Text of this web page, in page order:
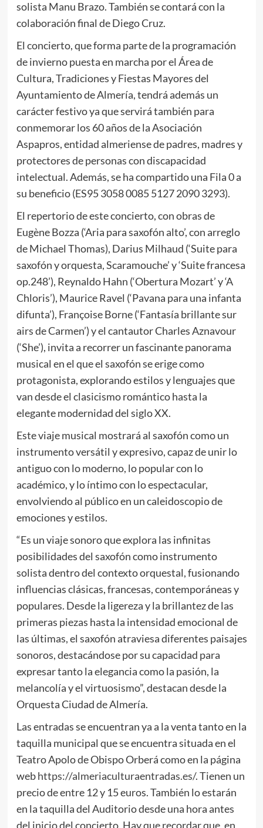
solista Manu Brazo. También se contará con la
colaboración final de Diego Cruz.
El concierto, que forma parte de la programación
de invierno puesta en marcha por el Área de
Cultura, Tradiciones y Fiestas Mayores del
Ayuntamiento de Almería, tendrá además un
carácter festivo ya que servirá también para
conmemorar los 60 años de la Asociación
Aspapros, entidad almeriense de padres, madres y
protectores de personas con discapacidad
intelectual. Además, se ha compartido una Fila 0 a
su beneficio (ES95 3058 0085 5127 2090 3293).
El repertorio de este concierto, con obras de
Eugène Bozza (‘Aria para saxofón alto’, con arreglo
de Michael Thomas), Darius Milhaud (‘Suite para
saxofón y orquesta, Scaramouche’ y ‘Suite francesa
op.248’), Reynaldo Hahn (‘Obertura Mozart’ y ‘A
Chloris’), Maurice Ravel (‘Pavana para una infanta
difunta’), Françoise Borne (‘Fantasía brillante sur
airs de Carmen’) y el cantautor Charles Aznavour
(‘She’), invita a recorrer un fascinante panorama
musical en el que el saxofón se erige como
protagonista, explorando estilos y lenguajes que
van desde el clasicismo romántico hasta la
elegante modernidad del siglo XX.
Este viaje musical mostrará al saxofón como un
instrumento versátil y expresivo, capaz de unir lo
antiguo con lo moderno, lo popular con lo
académico, y lo íntimo con lo espectacular,
envolviendo al público en un caleidoscopio de
emociones y estilos.
“Es un viaje sonoro que explora las infinitas
posibilidades del saxofón como instrumento
solista dentro del contexto orquestal, fusionando
influencias clásicas, francesas, contemporáneas y
populares. Desde la ligereza y la brillantez de las
primeras piezas hasta la intensidad emocional de
las últimas, el saxofón atraviesa diferentes paisajes
sonoros, destacándose por su capacidad para
expresar tanto la elegancia como la pasión, la
melancolía y el virtuosismo”, destacan desde la
Orquesta Ciudad de Almería.
Las entradas se encuentran ya a la venta tanto en la
taquilla municipal que se encuentra situada en el
Teatro Apolo de Obispo Orberá como en la página
webhttps://almeriaculturaentradas.es/. Tienen un
precio de entre 12 y 15 euros. También lo estarán
en la taquilla del Auditorio desde una hora antes
del inicio del concierto. Hay que recordar que, en